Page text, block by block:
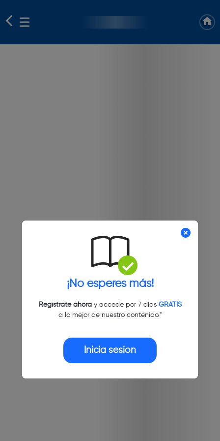
¡No esperes más!
Regístrate ahoray accede por 7 días GRATIS
a lo mejor de nuestro contenido."
Inicia sesión